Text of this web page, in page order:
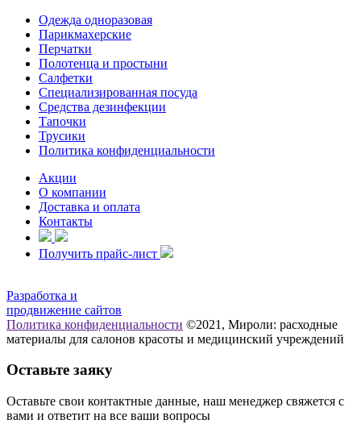
Одежда одноразовая
Парикмахерские
Перчатки
Полотенца и простыни
Салфетки
Специализированная посуда
Средства дезинфекции
Тапочки
Трусики
Политика конфиденциальности
Акции
О компании
Доставка и оплата
Контакты
Получить прайс-лист
Разработка и
продвижение сайтов
Политика конфиденциальности ©2021, Мироли: расходные
материалы для салонов красоты и медицинский учреждений
Оставьте заяку
Оставьте свои контактные данные, наш менеджер свяжется с
вами и ответит на все ваши вопросы